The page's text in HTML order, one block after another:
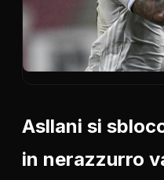
Asllani si
in nerazzurro